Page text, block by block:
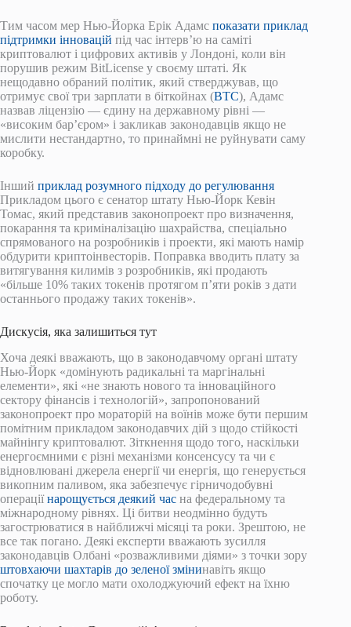
Тим часом мер Нью-Йорка Ерік Адамс показати приклад
підтримки інновацій під час інтерв’ю на саміті
криптовалют і цифрових активів у Лондоні, коли він
порушив режим BitLicense у своєму штаті. Як
нещодавно обраний політик, який стверджував, що
отримує свої три зарплати в біткойнах (BTC), Адамс
назвав ліцензію — єдину на державному рівні —
«високим бар’єром» і закликав законодавців якщо не
мислити нестандартно, то принаймні не руйнувати саму
коробку.
Інший приклад розумного підходу до регулювання
Прикладом цього є сенатор штату Нью-Йорк Кевін
Томас, який представив законопроект про визначення,
покарання та криміналізацію шахрайства, спеціально
спрямованого на розробників і проекти, які мають намір
обдурити криптоінвесторів. Поправка вводить плату за
витягування килимів з розробників, які продають
«більше 10% таких токенів протягом п’яти років з дати
останнього продажу таких токенів».
Дискусія, яка залишиться тут
Хоча деякі вважають, що в законодавчому органі штату
Нью-Йорк «домінують радикальні та маргінальні
елементи», які «не знають нового та інноваційного
сектору фінансів і технологій», запропонований
законопроект про мораторій на воїнів може бути першим
помітним прикладом законодавчих дій з щодо стійкості
майнінгу криптовалют. Зіткнення щодо того, наскільки
енергоємними є різні механізми консенсусу та чи є
відновлювані джерела енергії чи енергія, що генерується
викопним паливом, яка забезпечує гірничодобувні
операціїнарощується деякий час на федеральному та
міжнародному рівнях. Ці битви неодмінно будуть
загострюватися в найближчі місяці та роки. Зрештою, не
все так погано. Деякі експерти вважають зусилля
законодавців Олбані «розважливими діями» з точки зору
штовхаючи шахтарів до зеленої змінинавіть якщо
спочатку це могло мати охолоджуючий ефект на їхню
роботу.